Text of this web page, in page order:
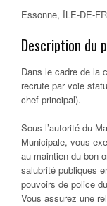
Essonne, ÎLE-DE-
Description du
Dans le cadre de la
recrute par voie
chef principal).
Sous l’autorité du
Municipale, vous
au maintien du bon
salubrité publiques
pouvoirs de police
Vous assurez une